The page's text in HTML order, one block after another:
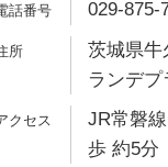
029-875-
茨城県牛
ランデプ
JR常磐
歩 約5分